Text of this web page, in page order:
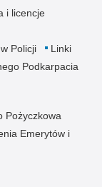
i licencje
Policji
Linki
Podkarpacia
Pożyczkowa
Emerytów i